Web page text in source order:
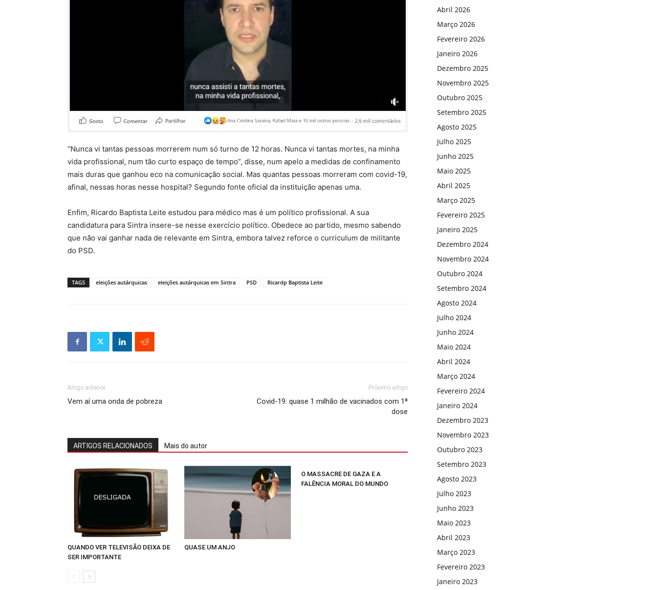
“Nunca vi tantas pessoas morrerem num só turno de 12 horas. Nunca vi tantas mortes, na minha
vida profissional, num tão curto espaço de tempo”, disse, num apelo a medidas de confinamento
mais duras que ganhou eco na comunicação social. Mas quantas pessoas morreram com covid-19,
afinal, nessas horas nesse hospital? Segundo fonte oficial da instituição apenas uma.
Enfim, Ricardo Baptista Leite estudou para médico mas é um político profissional. A sua
candidatura para Sintra insere-se nesse exercício político. Obedece ao partido, mesmo sabendo
que não vai ganhar nada de relevante em Sintra, embora talvez reforce o curriculum de militante
do PSD.
TAGS eleições autárquicas eleições autárquicas em Sintra PSD Ricardp Baptista Leite
Artigo anterior
Vem aí uma onda de pobreza
Próximo artigo
Covid-19: quase 1 milhão de vacinados com 1ª
dose
ARTIGOS RELACIONADOS Mais do autor
QUANDO VER TELEVISÃO DEIXA DE
SER IMPORTANTE
QUASE UM ANJO
O MASSACRE DE GAZA E A
FALÊNCIA MORAL DO MUNDO
Abril 2026
Março 2026
Fevereiro 2026
Janeiro 2026
Dezembro 2025
Novembro 2025
Outubro 2025
Setembro 2025
Agosto 2025
Julho 2025
Junho 2025
Maio 2025
Abril 2025
Março 2025
Fevereiro 2025
Janeiro 2025
Dezembro 2024
Novembro 2024
Outubro 2024
Setembro 2024
Agosto 2024
Julho 2024
Junho 2024
Maio 2024
Abril 2024
Março 2024
Fevereiro 2024
Janeiro 2024
Dezembro 2023
Novembro 2023
Outubro 2023
Setembro 2023
Agosto 2023
Julho 2023
Junho 2023
Maio 2023
Abril 2023
Março 2023
Fevereiro 2023
Janeiro 2023